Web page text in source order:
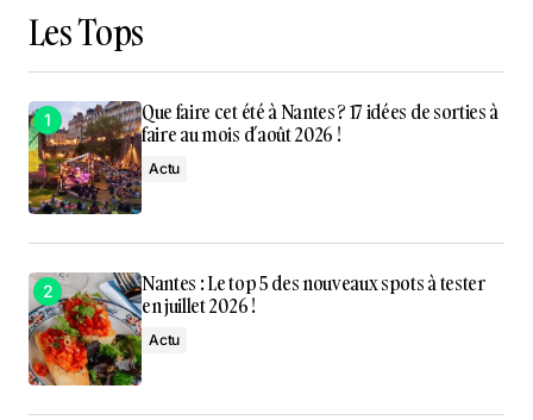
Les Tops
Que faire cet été à Nantes ? 17 idées de sorties à
faire au mois d’août 2026 !
Actu
Nantes : Le top 5 des nouveaux spots à tester
en juillet 2026 !
Actu